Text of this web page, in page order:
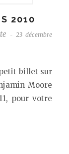
2010
- 23 décembre
billet sur
Moore
pour votre